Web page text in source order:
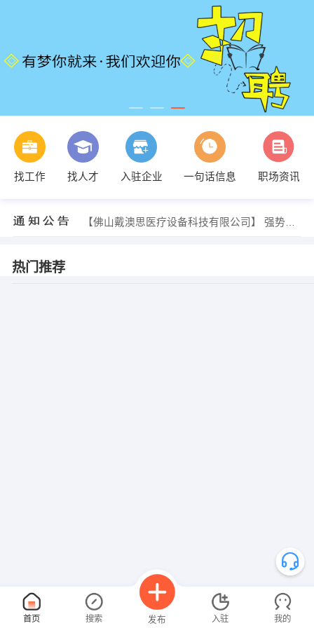
找工作 找人才 入驻企业 一句话信息 职场资讯
【海南橙季酒店管理有限公司】 强势入驻
【佛山市铂御金属科技有限公司】 强势入驻
【佛山戴澳思医疗设备科技有限公司】 强势入驻
热门推荐
首页 搜索 发布 入驻 我的